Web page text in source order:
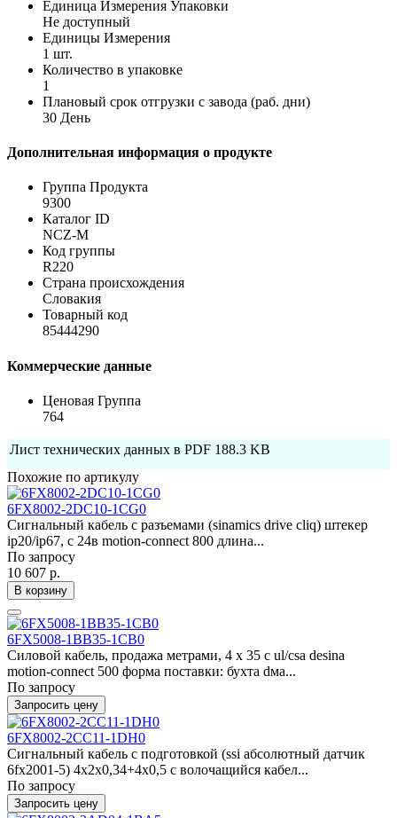
Единица Измерения Упаковки
Не доступный
Единицы Измерения
1 шт.
Количество в упаковке
1
Плановый срок отгрузки с завода (раб. дни)
30 День
Дополнительная информация о продукте
Группа Продукта
9300
Каталог ID
NCZ-M
Код группы
R220
Страна происхождения
Словакия
Товарный код
85444290
Коммерческие данные
Ценовая Группа
764
Лист технических данных в PDF 188.3 KB
Похожие по артикулу
6FX8002-2DC10-1CG0
Сигнальный кабель с разъемами (sinamics drive cliq) штекер
ip20/ip67, с 24в motion-connect 800 длина...
По запросу
10 607 р.
В корзину
6FX5008-1BB35-1CB0
Силовой кабель, продажа метрами, 4 x 35 c ul/csa desina
motion-connect 500 форма поставки: бухта dма...
По запросу
Запросить цену
6FX8002-2CC11-1DH0
Сигнальный кабель с подготовкой (ssi абсолютный датчик
6fx2001-5) 4x2x0,34+4x0,5 c волочащийся кабел...
По запросу
Запросить цену